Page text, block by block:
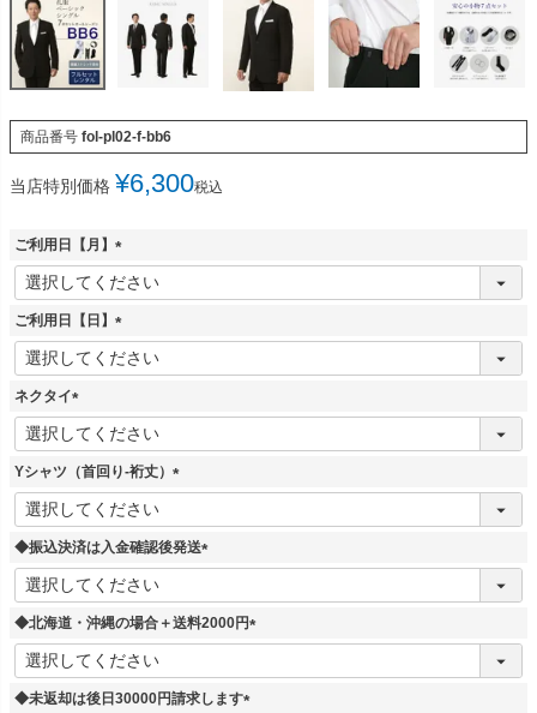
商品番号 fol-pl02-f-bb6
当店特別価格 ¥6,300税込
ご利用日【月】
(
必
須
ご利用日【日】
(
必
ネクタイ
(
必
須
Yシャツ（首回り-裄丈）
(
須
◆振込決済は入金確認後発送
(
須
◆北海道・沖縄の場合＋送料2000円
(
◆未返却は後日30000円請求します